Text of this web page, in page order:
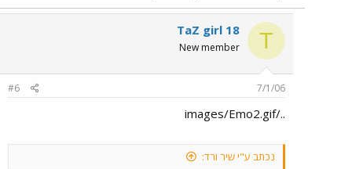
T
TaZ girl 18
New member
7/1/06
#6
../images/Emo2.gif
נכתב ע"י שיר ורד: